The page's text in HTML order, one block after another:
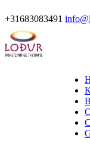
+31683083491